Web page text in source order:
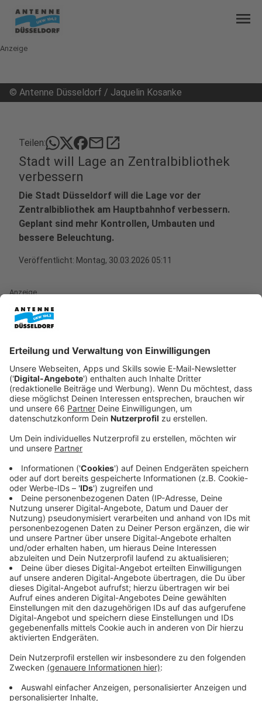
menu
Anzeige
© Antenne Düsseldorf / Jaquelin Kosanke
Teilen: mailopen_in_new
Stadt will Lage an Zentralbibliothek
verbessern
Die Stadt Düsseldorf will die Lage vor der
Zentralbibliothek am Hauptbahnhof verbessern.
Geplant sind mehr Kontrollen, Umbauten und
bessere Beleuchtung.
Veröffentlicht: Montag, 30.03.2026 05:11
Anzeige
gilt derzeit als einer der auffälligsten Treffpunkte der
dort verbessern - auch mit dem Projekt SiBU, also
mehr Sicherheit im Bahnhofsumfeld. Was am Worringer
Platz zumindestkurzfristig Erfolggebracht hat, soll
jetzt auch vor der Zentralbibliothek und dem Lidl
helfen. Der Bereich soll für lagernde Menschen
ungemütlicher werden.
Anzeige
Geplant sind Umbauten und bessere
Beleuchtung
Anzeige
Auf Antenne-Düsseldorf-Anfrage sagt die Stadt, dass
die Fahrradständer so umgebaut werden sollen, dass
sie auch tatsächlich als Fahrradständer genutzt
werden. Offenbar soll damit verhindert werden, dass
man sich darauf setzen kann. Geplant ist außerdem,
die Lichtsituation vor Ort zu verbessern. Mit besserer
Beleuchtung soll der Bereich übersichtlicher und
kontrollierbarer werden.